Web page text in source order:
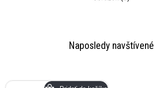
Naposledy navštívené